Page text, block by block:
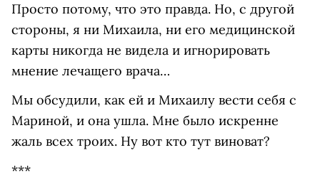
Просто потому, что это правда. Но, с другой
стороны, я ни Михаила, ни его медицинской
карты никогда не видела и игнорировать
мнение лечащего врача…
Мы обсудили, как ей и Михаилу вести себя с
Мариной, и она ушла. Мне было искренне
жаль всех троих. Ну вот кто тут виноват?
***